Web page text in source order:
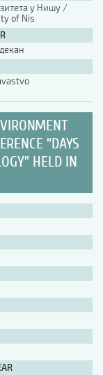
у Нишу /
of Nis
“DAYS
HELD IN